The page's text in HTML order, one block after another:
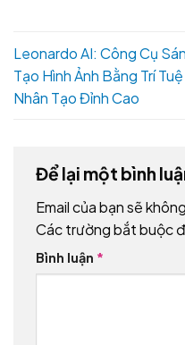
Leonardo AI: Công Cụ
Tạo Hình Ảnh Bằng Trí Tuệ
Nhân Tạo Đỉnh Cao
Để lại một bình
Email của bạn sẽ
Các trường bắt buộc
Bình luận *